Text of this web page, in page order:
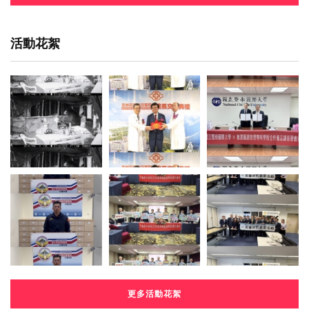
活動花絮
更多活動花絮